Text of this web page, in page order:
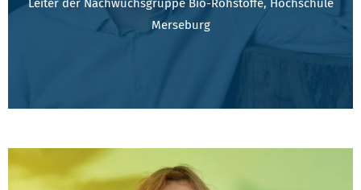
Leiter der Nachwuchsgruppe Bio-Rohstoffe, Hochschule
Merseburg